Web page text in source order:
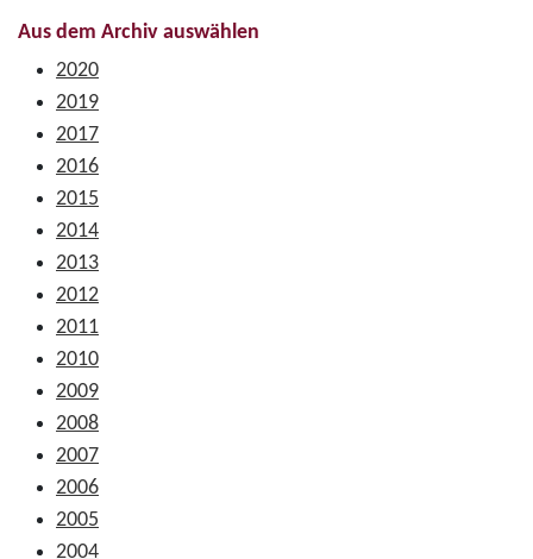
Aus dem Archiv auswählen
2020
2019
2017
2016
2015
2014
2013
2012
2011
2010
2009
2008
2007
2006
2005
2004